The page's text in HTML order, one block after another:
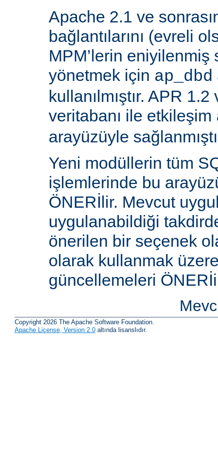
Apache 2.1 ve
bağlantılarını (evreli
MPM’lerin
yönetmek için ap_dbd
kullanılmıştır. APR
veritabanı ile etkileşim
arayüzüyle
Yeni modüllerin tüm
işlemlerinde bu
ÖNERİlir. Mevcut
uygulanabildiği
önerilen bir seçenek
olarak kullanmak
güncellemeleri
Copyright 2026 The Apache Software Foundation.
Apache License, Version 2.0 altında lisanslıdır.